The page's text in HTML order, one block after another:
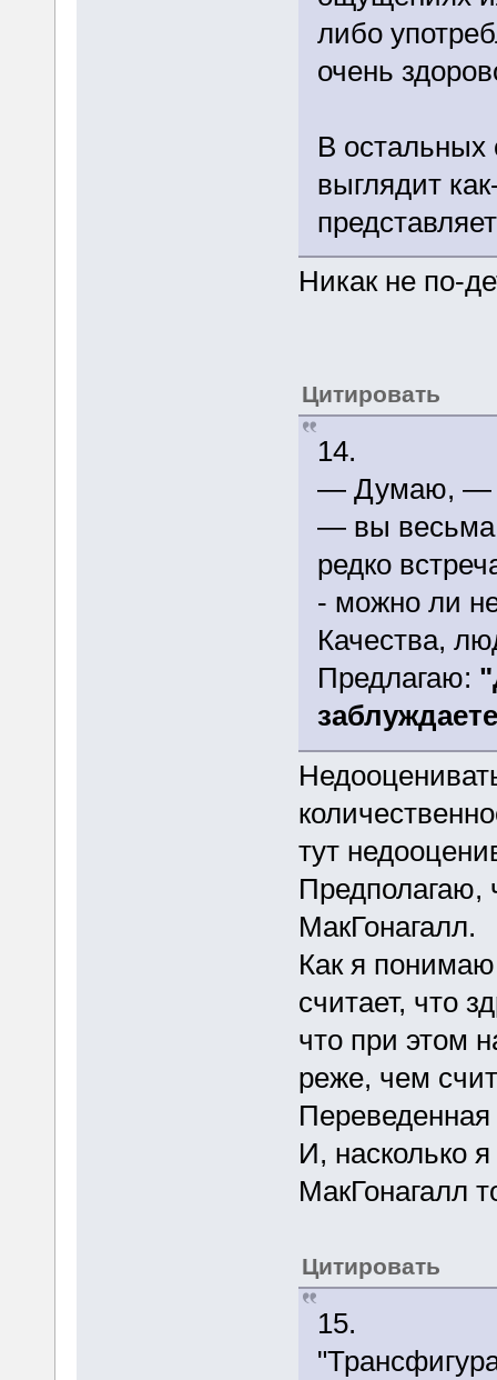
либо
очень
В остальных
выглядит
Никак не по-
Цитировать
14.
— Думаю, —
— вы весьма
редко
- можно ли
Качества,
Предлагаю:
тут
Предполагаю,
МакГонагалл.
Как я
считает, что
что при этом
реже, чем
И, насколько
МакГонагалл
Цитировать
15.